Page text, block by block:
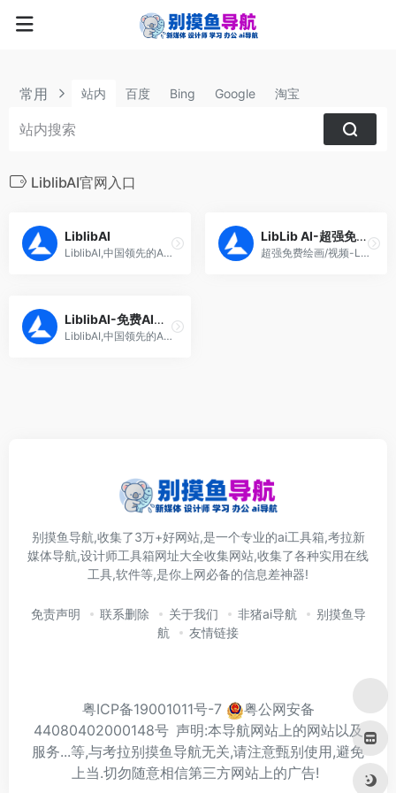
常用 站内 百度 Bing Google 淘宝
LiblibAI官网入口
LiblibAI
LiblibAI,中国领先的AI绘画原创模型分享社区及在线创作平台,提供10万+模型免费下载和在线AI绘图工具,支持模型训练,欢迎创作者加入
LibLib AI-超强免费绘画/视频
超强免费绘画/视频-LiblibAI,中国领先的AI创作平台与模型社区,提供SD模型下载,在线生成及工作流服务
LiblibAI-免费AI视频/图片
LiblibAI,中国领先的AI创作平台与模型社区,提供SD模型下载,在线生成及工作流服务
别摸鱼导航,收集了3万+好网站,是一个专业的ai工具箱,考拉新
媒体导航,设计师工具箱网址大全收集网站,收集了各种实用在线
工具,软件等,是你上网必备的信息差神器!
免责声明 联系删除 关于我们 非猪ai导航
别摸鱼导
航
友情链接
粤ICP备19001011号-7
粤公网安备
44080402000148号 声明:本导航网站上的网站以及
服务...等,与考拉别摸鱼导航无关,请注意甄别使用,避免
上当.切勿随意相信第三方网站上的广告!